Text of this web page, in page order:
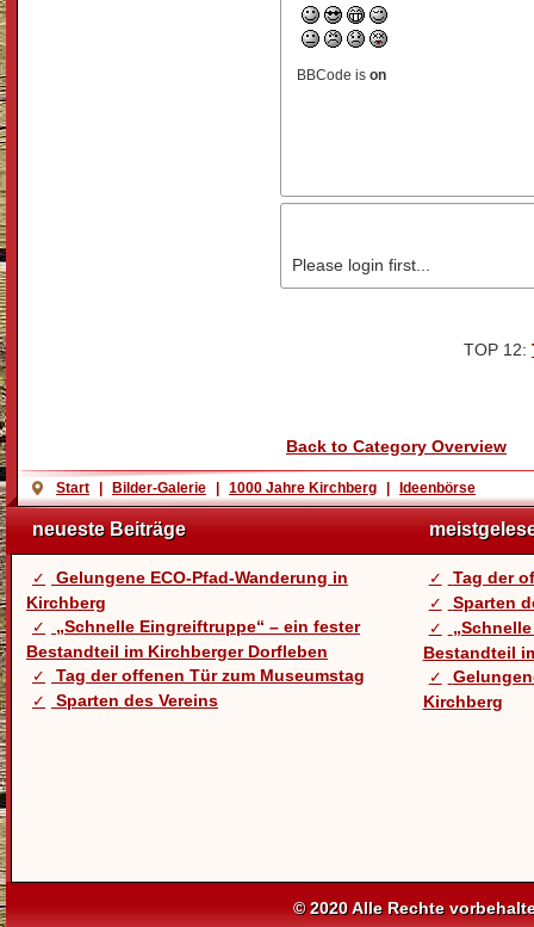
BBCode ison
Please login first...
TOP 12:
Back to Category Overview
Start | Bilder-Galerie | 1000 Jahre Kirchberg | Ideenbörse
neueste Beiträge
Gelungene ECO-Pfad-Wanderung in
Kirchberg
„Schnelle Eingreiftruppe“ – ein fester
Bestandteil im Kirchberger Dorfleben
Tag der offenen Tür zum Museumstag
Sparten des Vereins
Tag der
Sparten
Bestandteil
Kirchberg
© 2020 Alle Rechte